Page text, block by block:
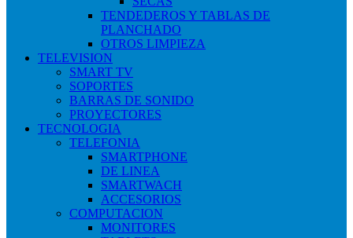
TENDEDEROS Y TABLAS DE
PLANCHADO
OTROS LIMPIEZA
TELEVISION
SMART TV
SOPORTES
BARRAS DE SONIDO
PROYECTORES
TECNOLOGIA
TELEFONIA
SMARTPHONE
DE LINEA
SMARTWACH
ACCESORIOS
COMPUTACION
MONITORES